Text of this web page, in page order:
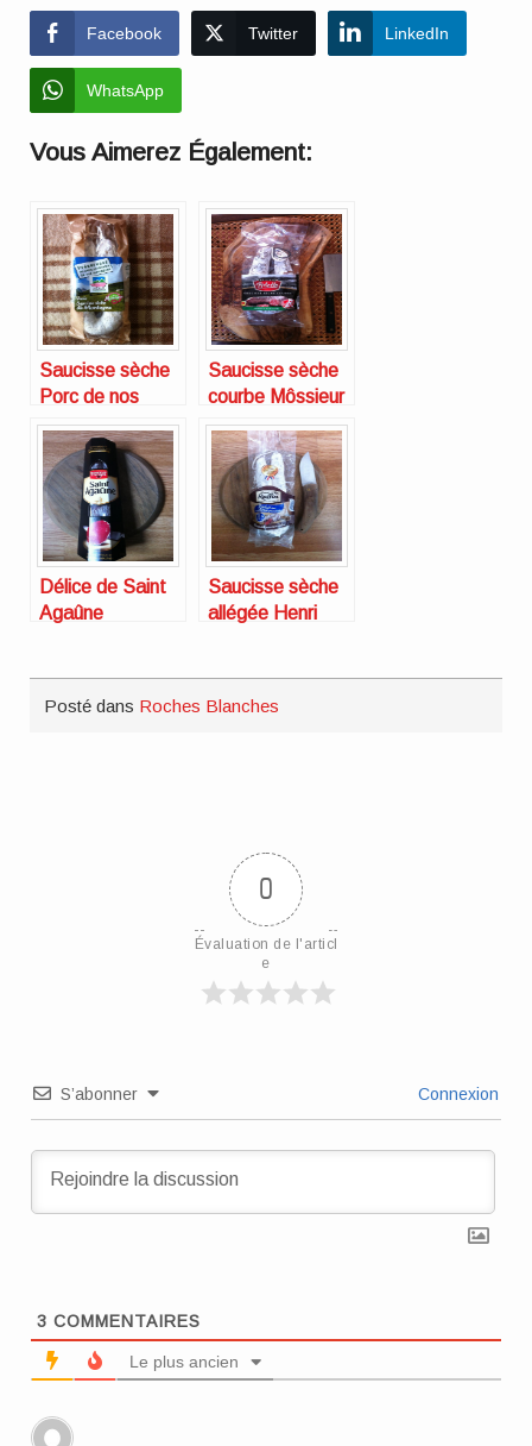
Facebook Twitter LinkedIn
WhatsApp
Vous Aimerez Également:
Saucisse sèche
Porc de nos
Montagnes
Saucisse sèche
courbe Môssieur
Polette
Délice de Saint
Agaûne
Saucisse sèche
allégée Henri
Posté dans Roches Blanches
0
Évaluation de l'articl
e
S’abonner Connexion
3 COMMENTAIRES
Le plus ancien